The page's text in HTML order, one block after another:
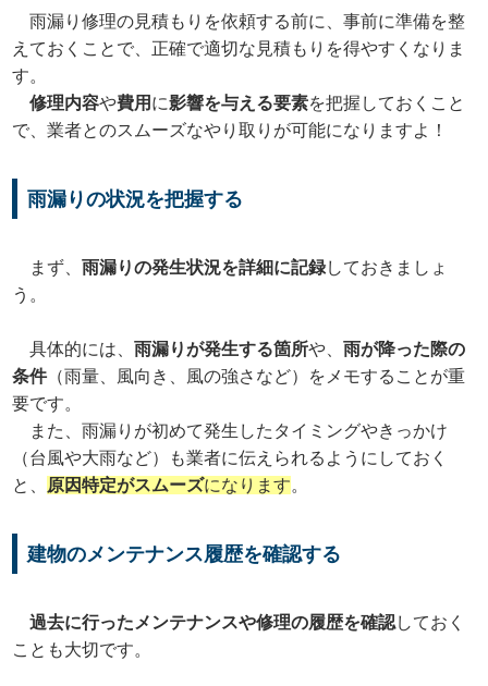
雨漏り修理の見積もりを依頼する前に、事前に準備を整
えておくことで、正確で適切な見積もりを得やすくなりま
す。
修理内容や費用 に影響を与える要素を把握しておくこと
で、業者とのスムーズなやり取りが可能になりますよ！
雨漏りの状況を把握する
まず、雨漏りの発生状況を詳細に記録しておきましょ
う。
具体的には、雨漏りが発生する箇所や、雨が降った際の
条件（雨量、風向き、風の強さなど）をメモすることが重
要です。
また、雨漏りが初めて発生したタイミングやきっかけ
（台風や大雨など）も業者に伝えられるようにしておく
と、 原因特定がスムーズになります。
建物のメンテナンス履歴を確認する
過去に行ったメンテナンスや修理の履歴を確認しておく
ことも大切です。